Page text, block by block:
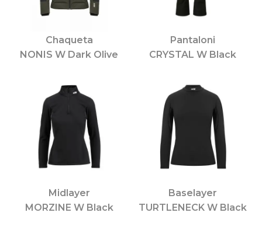
Chaqueta
NONIS W Dark Olive
Pantaloni
CRYSTAL W Black
Midlayer
MORZINE W Black
Baselayer
TURTLENECK W Black